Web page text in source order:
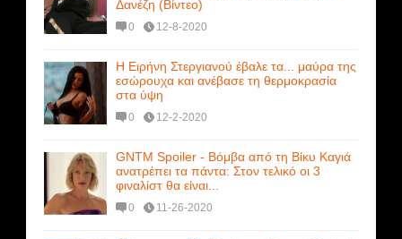
Δανέζη (Βίντεο)
0 12-8-2020
Η Ειρήνη Στεργιανού έβαλε τα... μαύρα της
εσώρουχα και ανέβασε τη θερμοκρασία
στα ύψη
0 12-2-2020
GNTM Spoiler - Βόμβα από τη Βίκυ Καγιά
ανατρέπει τα πάντα: Στον τελικό οι 3
φιναλίστ θα είναι...
0 11-26-2020